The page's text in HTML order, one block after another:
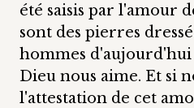
été saisis par l'amour
sont des pierres
hommes
Dieu nous aime. Et si
l'attestation de cet